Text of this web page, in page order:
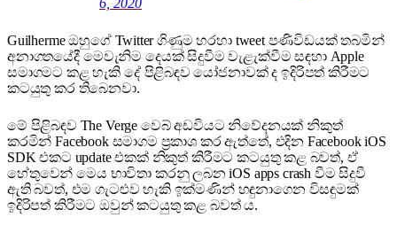
Guilherme ඔහුගේ Twitter ගිණුම හරහා tweet පණිවිඩයක් තබමින්
අනාගතයේදී මෙවැනිම දෙයක් සිදුවීම වැළැක්වීම සඳහා Apple
සමාගමට කළ හැකි දේ පිළිබඳව යෝජනාවක් ද ඉදිරිපත් කිරීමට
කටයුතු කර තිබෙනවා.
මේ පිළිබඳව The Verge වෙබ් අඩවියට නිවේදනයක් නිකුත්
කරමින් Facebook සමාගම ප්‍රකාශ කර ඇත්තේ, එදින Facebook iOS
SDK එකට update එකක් නිකුත් කිරීමට කටයුතු කළ බවත්, ඒ
හේතුවෙන් මෙය භාවිතා කරනු ලබන iOS apps crash වීම සිදුවී
ඇති බවත්, එම ගැටළුව හැකි ඉක්මණින් හඳුනාගෙන විසඳුමක්
ඉදිරිපත් කිරීමට ඔවුන් කටයුතු කළ බවත් ය.